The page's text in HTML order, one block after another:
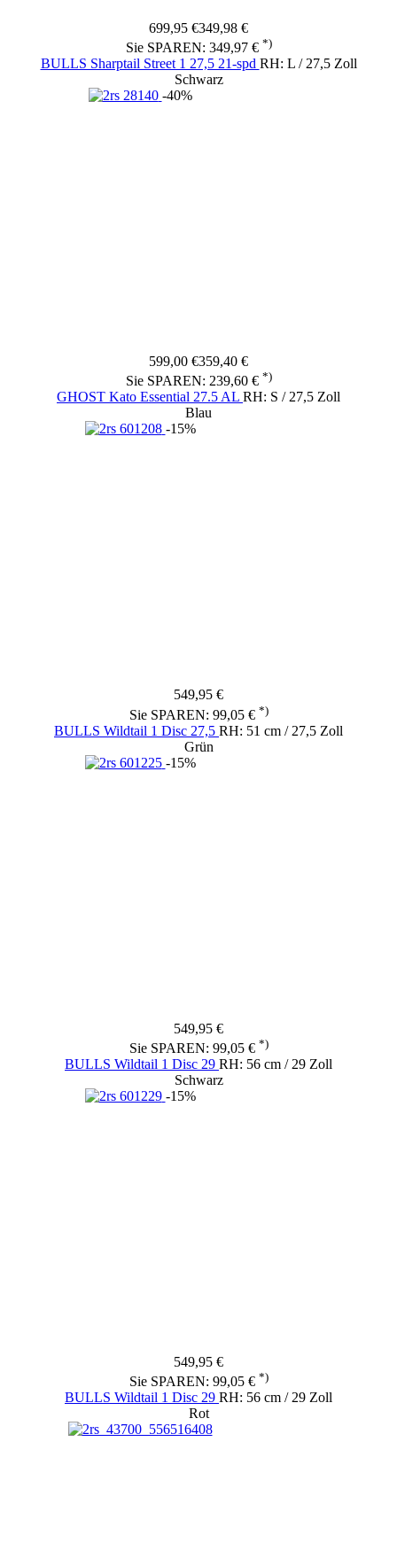
699,95 €349,98 €
Sie SPAREN: 349,97 € *)
BULLS Sharptail Street 1 27,5 21-spd RH: L / 27,5 Zoll
Schwarz
-40%
599,00 €359,40 €
Sie SPAREN: 239,60 € *)
GHOST Kato Essential 27.5 AL RH: S / 27,5 Zoll
Blau
-15%
549,95 €
Sie SPAREN: 99,05 € *)
BULLS Wildtail 1 Disc 27,5 RH: 51 cm / 27,5 Zoll
Grün
-15%
549,95 €
Sie SPAREN: 99,05 € *)
BULLS Wildtail 1 Disc 29 RH: 56 cm / 29 Zoll
Schwarz
-15%
549,95 €
Sie SPAREN: 99,05 € *)
BULLS Wildtail 1 Disc 29 RH: 56 cm / 29 Zoll
Rot